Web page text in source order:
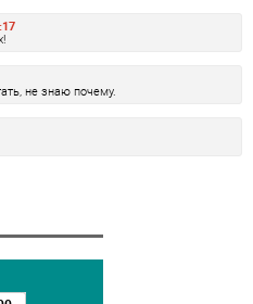
не знаю почему.